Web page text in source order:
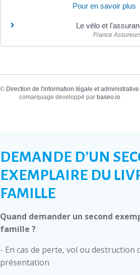
Pour en savoir plus
Le vélo et
France
© Direction de l'information légale et administrative
comarquage developpé par baseo.io
DEMANDE D’UN
EXEMPLAIRE DU
FAMILLE
Quand demander un second
famille ?
- En cas de perte, vol ou destruction
présentation